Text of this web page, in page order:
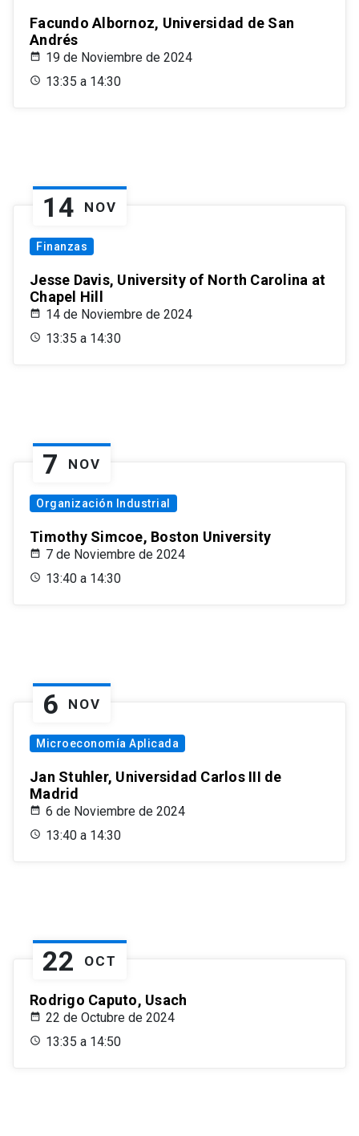
Facundo Albornoz, Universidad de San
Andrés
19 de Noviembre de 2024
13:35 a 14:30
14 NOV
Finanzas
Jesse Davis, University of North Carolina at
Chapel Hill
14 de Noviembre de 2024
13:35 a 14:30
7 NOV
Organización Industrial
Timothy Simcoe, Boston University
7 de Noviembre de 2024
13:40 a 14:30
6 NOV
Microeconomía Aplicada
Jan Stuhler, Universidad Carlos III de
Madrid
6 de Noviembre de 2024
13:40 a 14:30
22 OCT
Rodrigo Caputo, Usach
22 de Octubre de 2024
13:35 a 14:50